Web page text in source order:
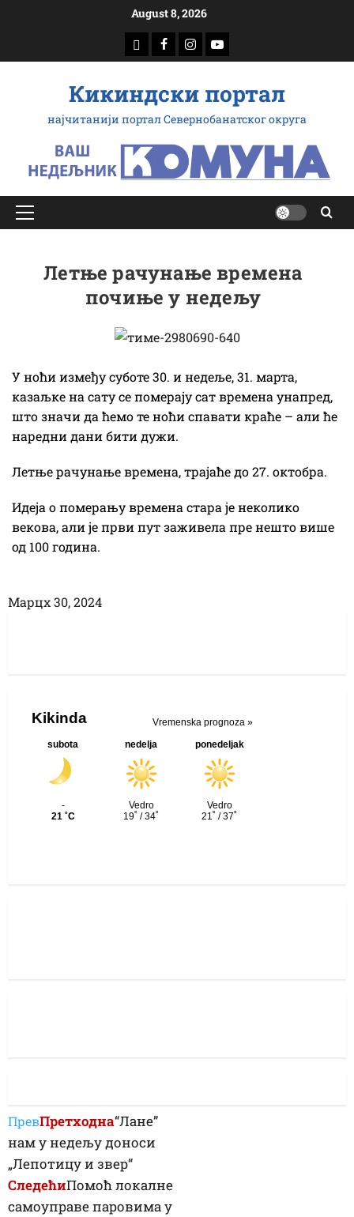
August 8, 2026
доwнлоад
Фацебоок
Инстаграм
Yоутубе
Кикиндски портал
најчитанији портал Севернобанатског округа
Примарy
Летње рачунање времена
почиње у недељу
У ноћи између суботе 30. и недеље, 31. марта,
казаљке на сату се померају сат времена унапред,
што значи да ћемо те ноћи спавати краће – али ће
наредни дани бити дужи.
Летње рачунање времена, трајаће до 27. октобра.
Идеја о померању времена стара је неколико
векова, али је први пут заживела пре нешто више
од 100 година.
Марцх 30, 2024
ПревПретходна“Лане”
нам у недељу доноси
„Лепотицу и звер“
СледећиПомоћ локалне
самоуправе паровима у